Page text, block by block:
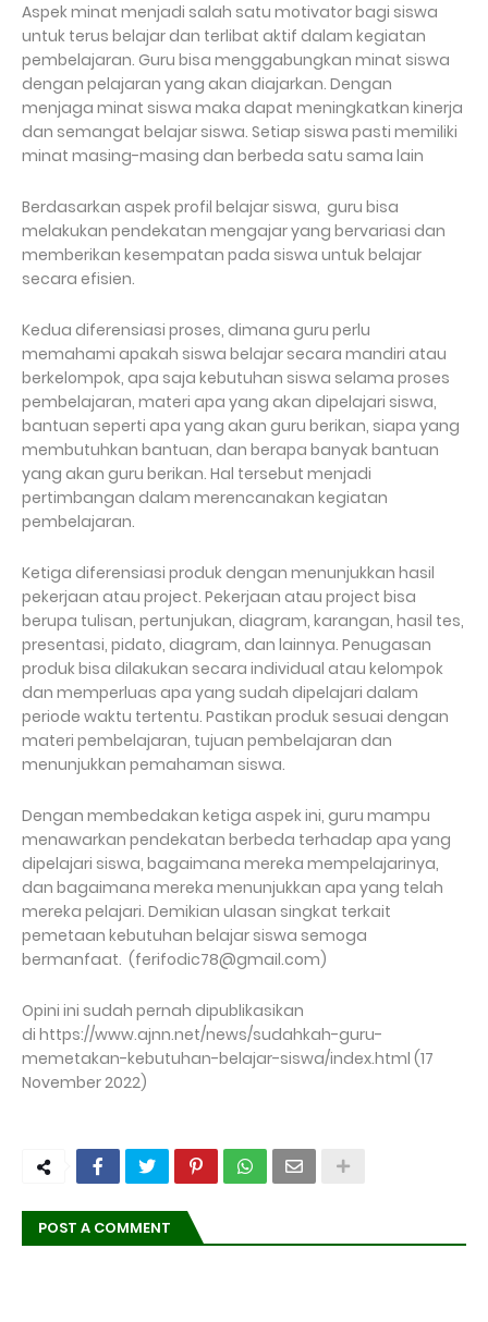
Aspek minat menjadi salah satu motivator bagi siswa
untuk terus belajar dan terlibat aktif dalam kegiatan
pembelajaran. Guru bisa menggabungkan minat siswa
dengan pelajaran yang akan diajarkan. Dengan
menjaga minat siswa maka dapat meningkatkan kinerja
dan semangat belajar siswa. Setiap siswa pasti memiliki
minat masing-masing dan berbeda satu sama lain
Berdasarkan aspek profil belajar siswa, guru bisa
melakukan pendekatan mengajar yang bervariasi dan
memberikan kesempatan pada siswa untuk belajar
secara efisien.
Kedua diferensiasi proses, dimana guru perlu
memahami apakah siswa belajar secara mandiri atau
berkelompok, apa saja kebutuhan siswa selama proses
pembelajaran, materi apa yang akan dipelajari siswa,
bantuan seperti apa yang akan guru berikan, siapa yang
membutuhkan bantuan, dan berapa banyak bantuan
yang akan guru berikan. Hal tersebut menjadi
pertimbangan dalam merencanakan kegiatan
pembelajaran.
Ketiga diferensiasi produk dengan menunjukkan hasil
pekerjaan atau project. Pekerjaan atau project bisa
berupa tulisan, pertunjukan, diagram, karangan, hasil tes,
presentasi, pidato, diagram, dan lainnya. Penugasan
produk bisa dilakukan secara individual atau kelompok
dan memperluas apa yang sudah dipelajari dalam
periode waktu tertentu. Pastikan produk sesuai dengan
materi pembelajaran, tujuan pembelajaran dan
menunjukkan pemahaman siswa.
Dengan membedakan ketiga aspek ini, guru mampu
menawarkan pendekatan berbeda terhadap apa yang
dipelajari siswa, bagaimana mereka mempelajarinya,
dan bagaimana mereka menunjukkan apa yang telah
mereka pelajari. Demikian ulasan singkat terkait
pemetaan kebutuhan belajar siswa semoga
bermanfaat. (ferifodic78@gmail.com)
Opini ini sudah pernah dipublikasikan
di https://www.ajnn.net/news/sudahkah-guru-
memetakan-kebutuhan-belajar-siswa/index.html (17
November 2022)
POST A COMMENT